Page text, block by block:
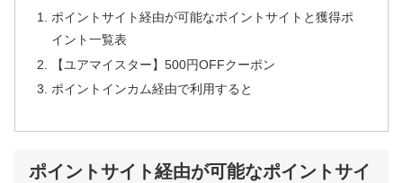
ポイントサイト経由が可能なポイントサイトと獲得ポ
イント一覧表
【ユアマイスター】500円OFFクーポン
ポイントインカム経由で利用すると
ポイントサイト経由が可能なポイントサイ